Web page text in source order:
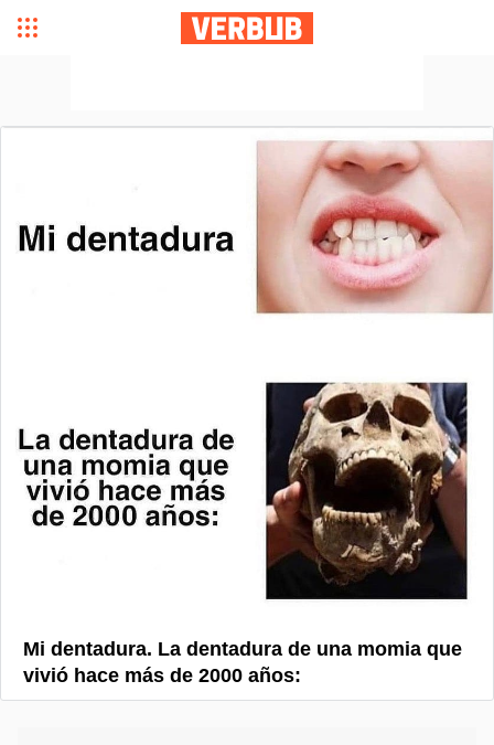
Mi dentadura. La dentadura de una momia que
vivió hace más de 2000 años: